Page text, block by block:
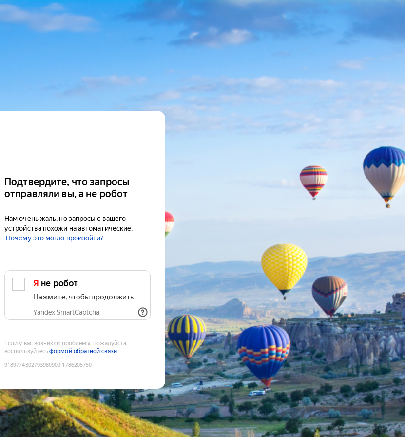
Подтвердите, что запросы
отправляли вы, а не робот
Нам очень жаль, но запросы с вашего
устройства похожи на автоматические.
Почему это могло произойти?
Я не робот
Нажмите, чтобы продолжить
Yandex SmartCaptcha
Если у вас возникли проблемы, пожалуйста,
воспользуйтесьформой обратной связи
9189774302793980900:1786205750